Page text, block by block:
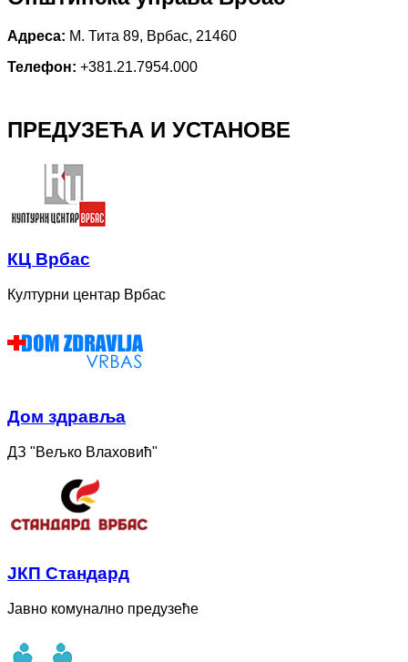
Адреса: М. Тита 89, Врбас, 21460
Телефон: +381.21.7954.000
ПРЕДУЗЕЋА И УСТАНОВЕ
КЦ Врбас
Културни центар Врбас
Дом здравља
ДЗ "Вељко Влаховић"
ЈКП Стандард
Јавно комунално предузеће